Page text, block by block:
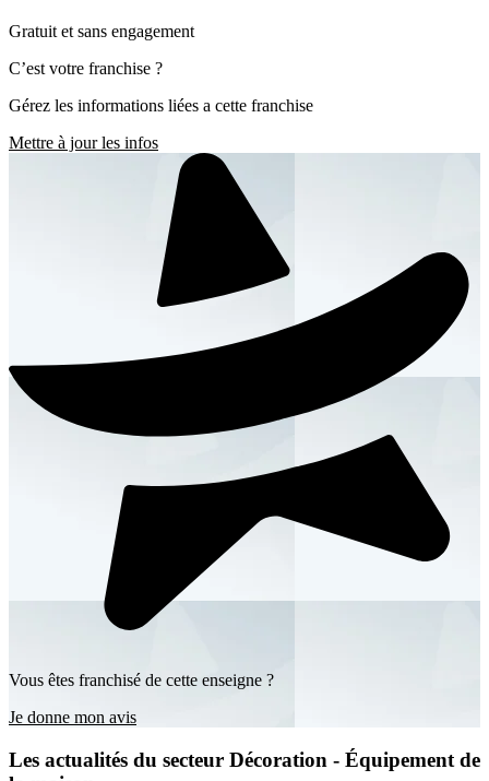
Gratuit et sans engagement
C’est votre franchise ?
Gérez les informations liées a cette franchise
Mettre à jour les infos
Vous êtes franchisé de cette enseigne ?
Je donne mon avis
Les actualités du secteur Décoration - Équipement de